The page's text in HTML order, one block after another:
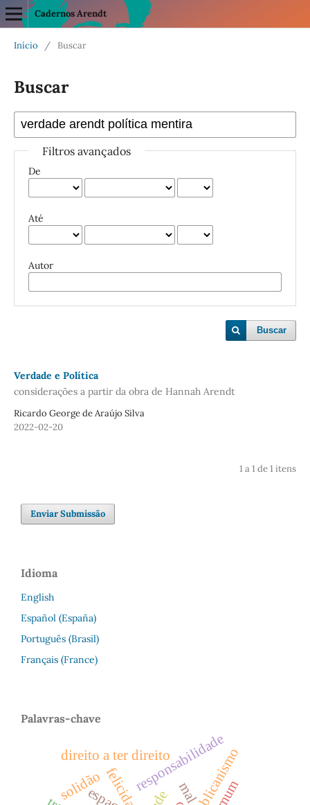
Cadernos Arendt
Início / Buscar
Buscar
Filtros avançados
De
Até
Autor
Buscar
Verdade e Política
considerações a partir da obra de Hannah Arendt
Ricardo George de Araújo Silva
2022-02-20
1 a 1 de 1 itens
Enviar Submissão
Idioma
English
Español (España)
Português (Brasil)
Français (France)
Palavras-chave
responsabilidade
direito a ter direito
solidão mal